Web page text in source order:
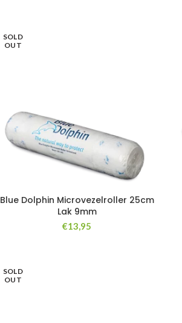
SOLD
OUT
Blue Dolphin Microvezelroller 25cm
Lak 9mm
€13,95
SOLD
OUT